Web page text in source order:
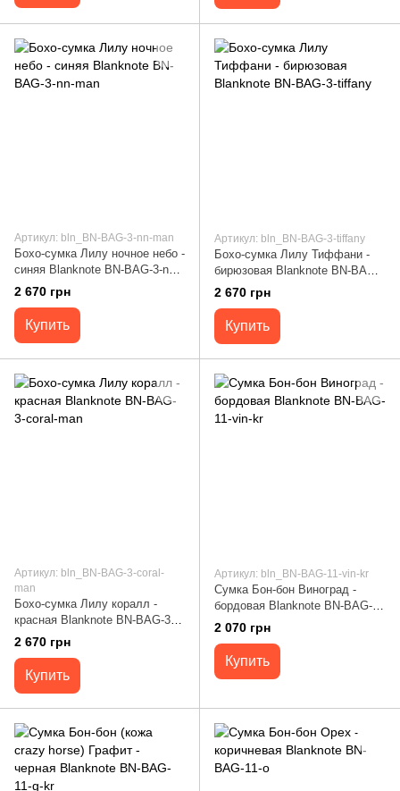
Артикул: bln_BN-BAG-3-nn-man
Бохо-сумка Лилу ночное небо -
синяя Blanknote BN-BAG-3-nn-
man
2 670 грн
Купить
Артикул: bln_BN-BAG-3-tiffany
Бохо-сумка Лилу Тиффани -
бирюзовая Blanknote BN-BAG-
3-tiffany
2 670 грн
Купить
Артикул: bln_BN-BAG-3-coral-
man
Бохо-сумка Лилу коралл -
красная Blanknote BN-BAG-3-
coral-man
2 670 грн
Купить
Артикул: bln_BN-BAG-11-vin-kr
Сумка Бон-бон Виноград -
бордовая Blanknote BN-BAG-
11-vin-kr
2 070 грн
Купить